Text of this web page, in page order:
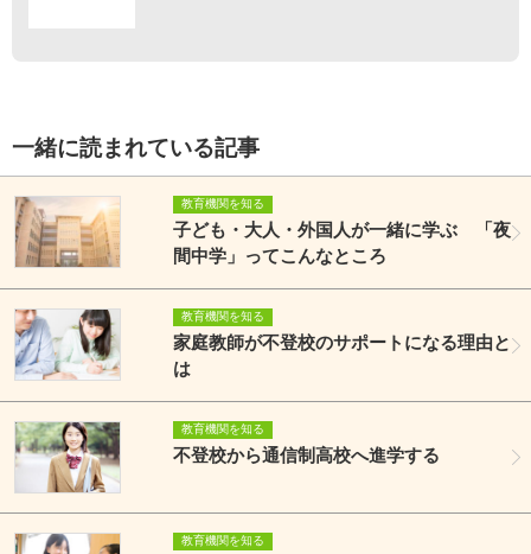
一緒に読まれている記事
教育機関を知る
子ども・大人・外国人が一緒に学ぶ 「夜
間中学」ってこんなところ
教育機関を知る
家庭教師が不登校のサポートになる理由と
は
教育機関を知る
不登校から通信制高校へ進学する
教育機関を知る